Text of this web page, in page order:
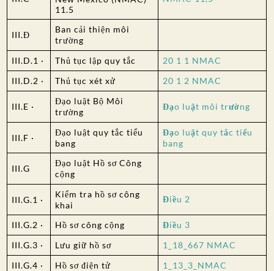
11.5
III.Đ
Ban cải thiện môi
trường
III.D.1 ·
Thủ tục lập quy tắc
20 1 1 NMAC
III.D.2 ·
Thủ tục xét xử 20 1 2 NMAC
III.E ·
Đạo luật Bộ Môi
trường
Đạo luật môi trường
III.F ·
Đạo luật quy tắc tiểu
bang
Đạo luật quy tắc tiểu
bang
III.G
Đạo luật Hồ sơ Công
cộng
III.G.1 ·
Kiểm tra hồ sơ công
khai
Điều 2
III.G.2 · Hồ sơ công cộng
Điều 3
III.G.3 ·
Lưu giữ hồ sơ
1_18_667 NMAC
III.G.4 ·
Hồ sơ điện tử
1_13_3_NMAC